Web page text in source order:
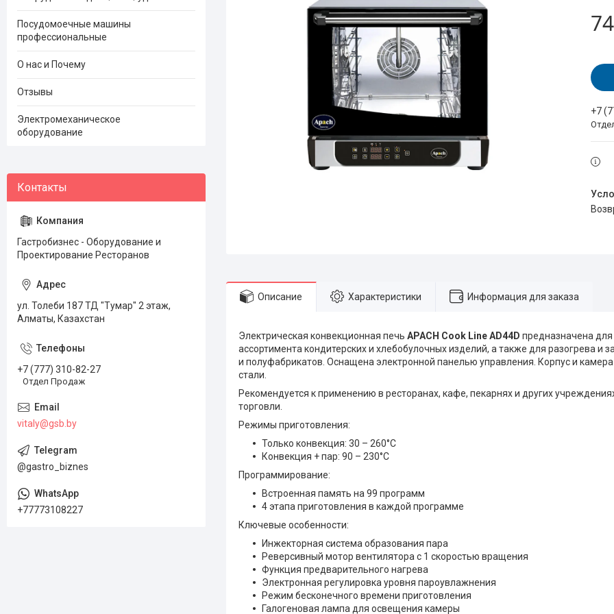
+7
Описание Характеристики Информация для заказа
Электрическая конвекционная печь APACH Cook Line AD44D предназначена
ассортимента кондитерских и хлебобулочных изделий, а также для разогрева и
и полуфабрикатов. Оснащена электронной панелью управления. Корпус и
стали.
Рекомендуется к применению в ресторанах, кафе, пекарнях и других
торговли.
Режимы приготовления:
Только конвекция: 30 – 260°С
Конвекция + пар: 90 – 230°С
Программирование:
Встроенная память на 99 программ
4 этапа приготовления в каждой программе
Ключевые особенности:
Инжекторная система образования пара
Реверсивный мотор вентилятора с 1 скоростью вращения
Функция предварительного нагрева
Электронная регулировка уровня пароувлажнения
Режим бесконечного времени приготовления
Галогеновая лампа для освещения камеры
Посудомоечные машины
профессиональные
О нас и Почему
Отзывы
Электромеханическое
оборудование
Гастробизнес - Оборудование и
Проектирование Ресторанов
ул. Толеби 187 ТД "Тумар" 2 этаж,
Алматы, Казахстан
+7 (777) 310-82-27
Отдел Продаж
vitaly@gsb.by
@gastro_biznes
+77773108227